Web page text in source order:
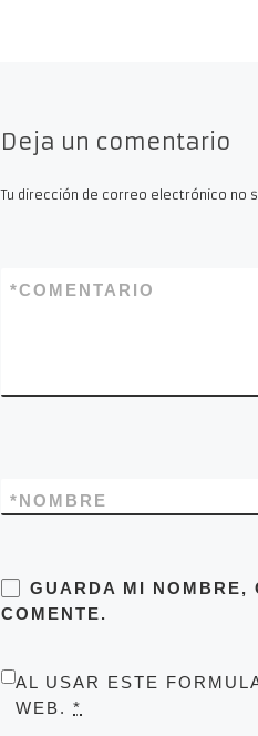
Deja un comentario
Tu dirección de correo electrónico no
COMENTARIO
*
NOMBRE
*
GUARDA MI NOMBRE,
COMENTE.
AL USAR ESTE
WEB. *